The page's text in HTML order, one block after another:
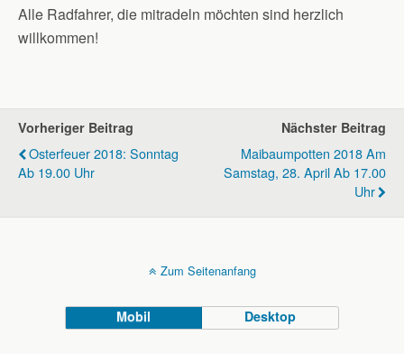
Alle Radfahrer, die mitradeln möchten sind herzlich
willkommen!
Vorheriger Beitrag
Osterfeuer 2018: Sonntag
Ab 19.00 Uhr
Nächster Beitrag
Maibaumpotten 2018 Am
Samstag, 28. April Ab 17.00
Uhr
Zum Seitenanfang
Mobil Desktop